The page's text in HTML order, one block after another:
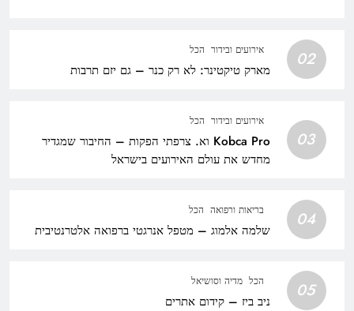
02 אירועים ובידור הכל
מארק טיקטינר: לא רק כנר – גם יזם תרבות
03
אירועים ובידור הכל
Kobca Pro וא. צרפתי הפקות – החיבור שמגדיר
מחדש את עולם האירועים בישראל
04 בריאות ורפואה הכל
שלמה אלמוג – מטפל אנרגטי ברפואה אלטרנטיבית
05 הכל מדיה וסושיאל
ניב ביז – קידום אתרים